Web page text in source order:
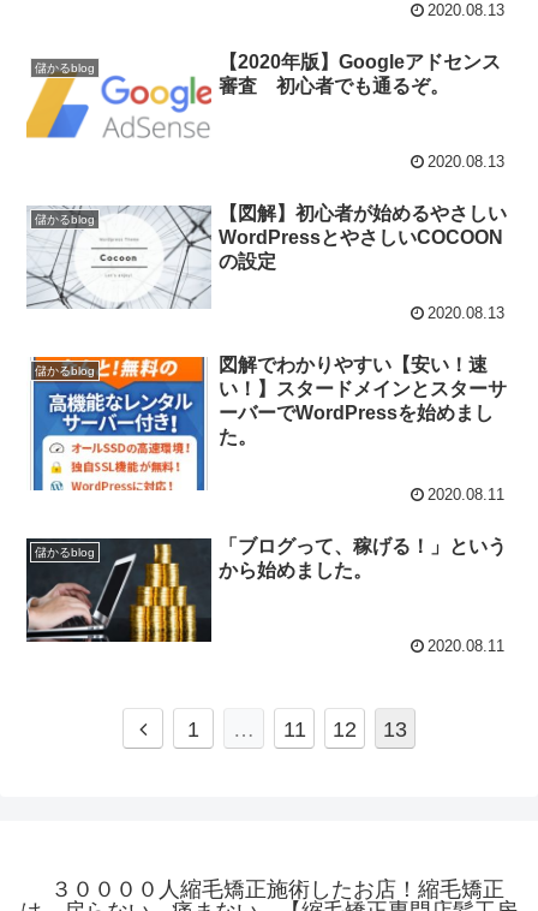
2020.08.13
儲かるblog
【2020年版】Googleアドセンス
審査 初心者でも通るぞ。
2020.08.13
儲かるblog
【図解】初心者が始めるやさしい
WordPressとやさしいCOCOON
の設定
2020.08.13
儲かるblog
図解でわかりやすい【安い！速
い！】スタードメインとスターサ
ーバーでWordPressを始めまし
た。
2020.08.11
儲かるblog
「ブログって、稼げる！」という
から始めました。
2020.08.11
1 … 11 12 13
３００００人縮毛矯正施術したお店！縮毛矯正